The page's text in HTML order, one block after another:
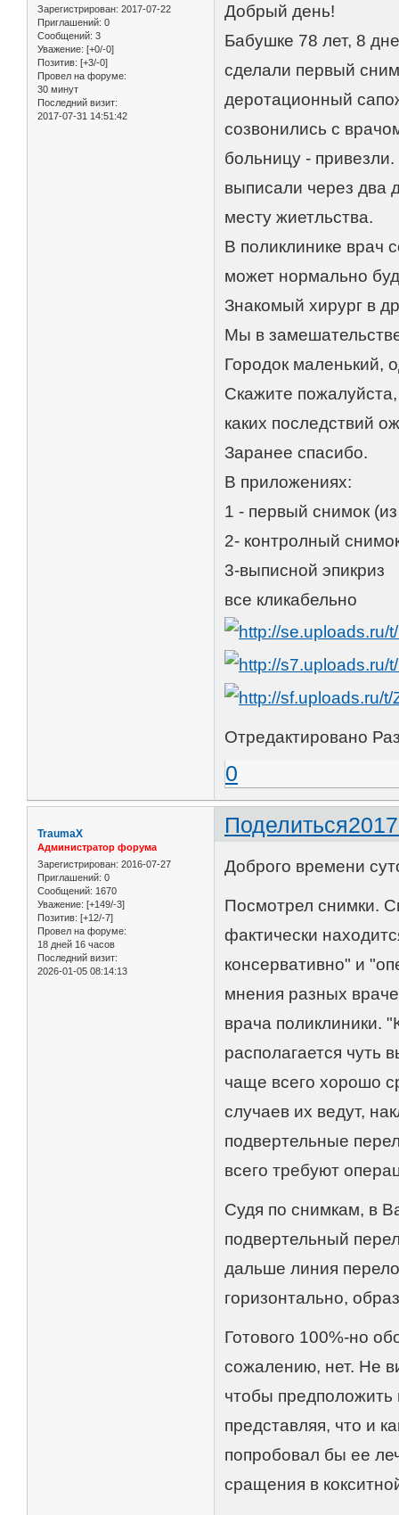
Зарегистрирован: 2017-07-22
Приглашений: 0
Сообщений: 3
Уважение: [+0/-0]
Позитив: [+3/-0]
Провел на форуме:
30 минут
Последний визит:
2017-07-31 14:51:42
Добрый день!
Бабушке 78 лет, 8
сделали первый
деротационный
созвонились с
больницу -
выписали через два
месту жиетльства.
В поликлинике врач
может нормально
Знакомый хирург в
Мы в
Городок маленький,
Скажите
каких последствий
Заранее спасибо.
В приложениях:
1 - первый снимок
2- контролный
3-выписной эпикриз
все кликабельно
Отредактировано
0
Поделиться
TraumaX
Администратор форума
Зарегистрирован: 2016-07-27
Приглашений: 0
Сообщений: 1670
Уважение: [+149/-3]
Позитив: [+12/-7]
Провел на форуме:
18 дней 16 часов
Последний визит:
2026-01-05 08:14:13
Доброго времени
Посмотрел снимки.
фактически
консервативно" и
мнения разных
врача поликлиники.
располагается чуть
чаще всего хорошо
случаев их ведут,
подвертельные
всего требуют
Судя по снимкам, в
подвертельный
дальше линия
горизонтально,
Готового 100%-но
сожалению, нет. Не
чтобы
представляя, что и
попробовал бы ее
сращения в